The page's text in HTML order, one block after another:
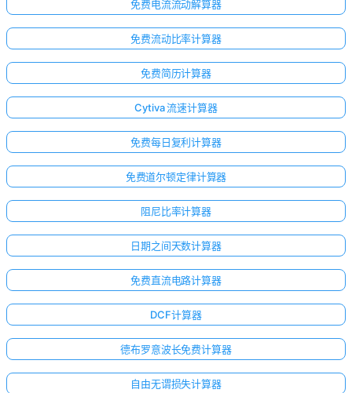
免费电流流动解算器
免费流动比率计算器
免费简历计算器
Cytiva 流速计算器
免费每日复利计算器
免费道尔顿定律计算器
阻尼比率计算器
日期之间天数计算器
免费直流电路计算器
DCF计算器
德布罗意波长免费计算器
自由无谓损失计算器